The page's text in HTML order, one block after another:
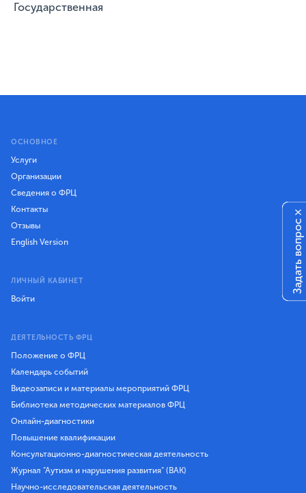
Государственная
ОСНОВНОЕ
Услуги
Организации
Сведения о ФРЦ
Контакты
Отзывы
English Version
ЛИЧНЫЙ КАБИНЕТ
Войти
ДЕЯТЕЛЬНОСТЬ ФРЦ
Положение о ФРЦ
Календарь событий
Видеозаписи и материалы мероприятий ФРЦ
Библиотека методических материалов ФРЦ
Онлайн-диагностики
Повышение квалификации
Консультационно-диагностическая деятельность
Журнал "Аутизм и нарушения развития" (ВАК)
Научно-исследовательская деятельность
Задать вопрос
×